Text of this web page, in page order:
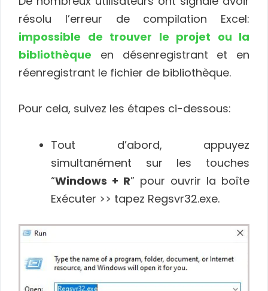
résolu l’erreur de compilation Excel:
impossible de trouver le projet ou la
bibliothèque en désenregistrant et en
réenregistrant le fichier de bibliothèque.
Pour cela, suivez les étapes ci-dessous:
Tout d’abord, appuyez
simultanément sur les touches
“Windows + R” pour ouvrir la boîte
Exécuter >> tapez Regsvr32.exe.